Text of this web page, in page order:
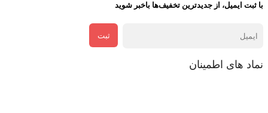
با ثبت ایمیل، از جدید‌ترین تخفیف‌ها با‌خبر شوید
ثبت
نماد های اطمینان